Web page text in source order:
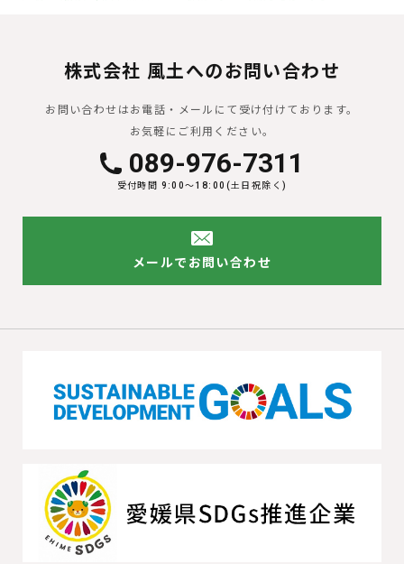
株式会社 風土へのお問い合わせ
お問い合わせはお電話・メールにて受け付けております。
お気軽にご利用ください。
089-976-7311
受付時間 9:00〜18:00(土日祝除く)
メールでお問い合わせ